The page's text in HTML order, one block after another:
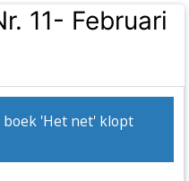
11- Februari
boek 'Het net' klopt